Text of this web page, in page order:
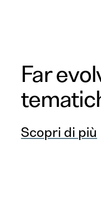
Far
Scopri di più